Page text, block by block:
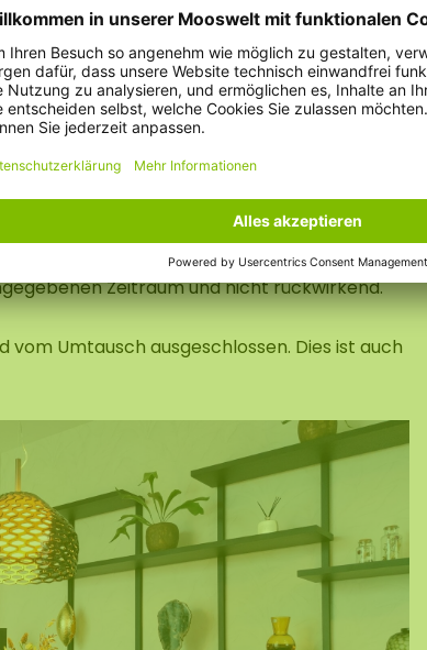
wurden, können nicht
mit uns aufzunehmen. Sie können
am Florapark 14 in Asten zurückbringen.
Zeitraumundnichtrückwirkend.
vom Umtausch ausgeschlossen. Dies ist auch